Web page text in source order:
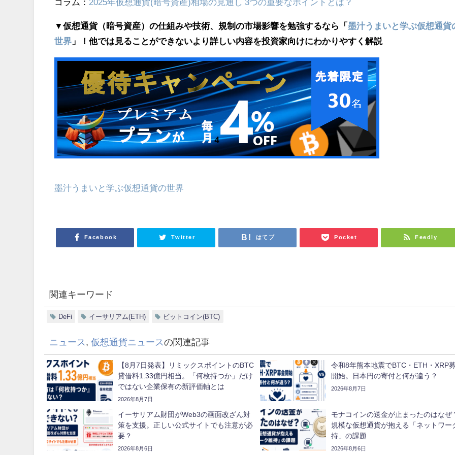
コラム： 2025年仮想通貨(暗号資産)相場の見通し 3つの重要なポイントとは？
▼仮想通貨（暗号資産）の仕組みや技術、規制の市場影響を勉強するなら「墨汁うまいと学ぶ仮想通貨
世界 」！他では見ることができないより詳しい内容を投資家向けにわかりやすく解説
墨汁うまいと学ぶ仮想通貨の世界
Facebook Twitter はてブ Pocket Feedly
関連キーワード
DeFi イーサリアム(ETH) ビットコイン(BTC)
ニュース ,仮想通貨ニュースの関連記事
【8月7日発表】リミックスポイントのBTC
貸借料1.33億円相当。「何枚持つか」だけ
ではない企業保有の新評価軸とは
2026年8月7日
令和8年熊本地震でBTC・ETH・XRP
開始。日本円の寄付と何が違う？
2026年8月7日
イーサリアム財団がWeb3の画面改ざん対
策を支援。正しい公式サイトでも注意が必
要？
2026年8月6日
モナコインの送金が止まったのはなぜ
規模な仮想通貨が抱える「ネットワー
持」の課題
2026年8月6日